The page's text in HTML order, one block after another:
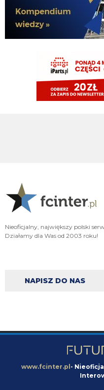
Żebyscie sie jeszcze nie zdziwili
ma motywacje i odpowiednie
isc na inne pozycje
Jaworeq 06.08.2026 23:33
06.08.2026 23:14
Misterem X był Benjamin Pavard.
FENDI_SOSA 06.08.2026 22:15
Ważniejsze mamy pozycje do
FENDI_SOSA
06.08.2026 22:15
nie może
Rebelde jaki plac budowy ?XD
Nieoficjalny, największy polski
Działamy dla Was od 2003 roku!
NAPISZ DO NAS
www.fcinter.pl-